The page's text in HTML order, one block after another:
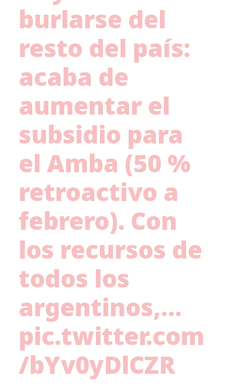
burlarse del
resto del país:
acaba de
aumentar el
subsidio para
el Amba (50 %
retroactivo a
febrero). Con
los recursos de
todos los
argentinos,…
pic.twitter.com
/bYv0yDlCZR